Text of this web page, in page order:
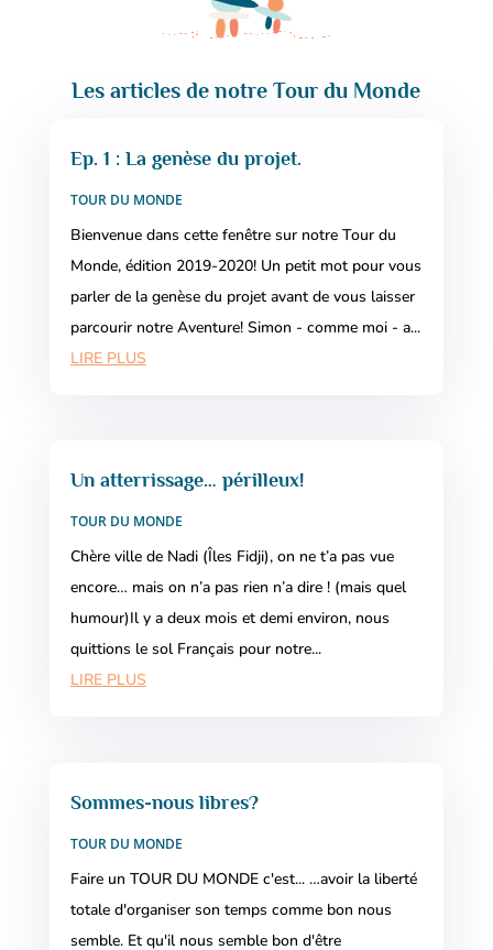
Les articles de notre Tour du Monde
Ep. 1 : La genèse du projet.
TOUR DU MONDE
Bienvenue dans cette fenêtre sur notre Tour du
Monde, édition 2019-2020! Un petit mot pour vous
parler de la genèse du projet avant de vous laisser
parcourir notre Aventure! Simon - comme moi - a...
LIRE PLUS
Un atterrissage… périlleux!
TOUR DU MONDE
Chère ville de Nadi (Îles Fidji), on ne t’a pas vue
encore… mais on n’a pas rien n’a dire ! (mais quel
humour)Il y a deux mois et demi environ, nous
quittions le sol Français pour notre...
LIRE PLUS
Sommes-nous libres?
TOUR DU MONDE
Faire un TOUR DU MONDE c'est... …avoir la liberté
totale d'organiser son temps comme bon nous
semble. Et qu'il nous semble bon d'être